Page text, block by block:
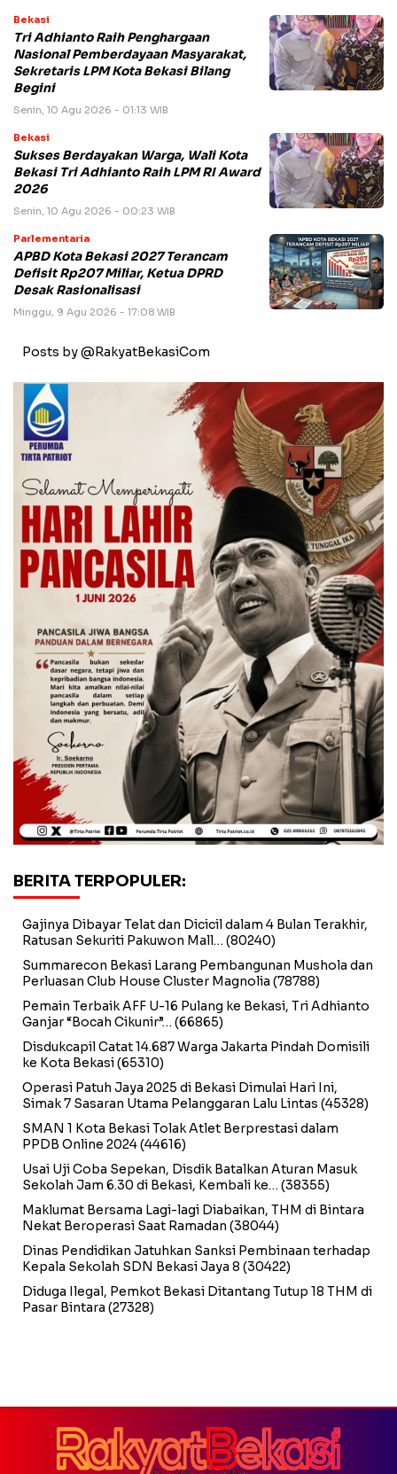
Bekasi
Tri Adhianto Raih Penghargaan
Nasional Pemberdayaan Masyarakat,
Sekretaris LPM Kota Bekasi Bilang
Begini
Senin, 10 Agu 2026 - 01:13 WIB
Bekasi
Sukses Berdayakan Warga, Wali Kota
Bekasi Tri Adhianto Raih LPM RI Award
2026
Senin, 10 Agu 2026 - 00:23 WIB
Parlementaria
APBD Kota Bekasi 2027 Terancam
Defisit Rp207 Miliar, Ketua DPRD
Desak Rasionalisasi
Minggu, 9 Agu 2026 - 17:08 WIB
Posts by @RakyatBekasiCom
BERITA TERPOPULER:
Gajinya Dibayar Telat dan Dicicil dalam 4 Bulan Terakhir,
Ratusan Sekuriti Pakuwon Mall… (80240)
Summarecon Bekasi Larang Pembangunan Mushola dan
Perluasan Club House Cluster Magnolia (78788)
Pemain Terbaik AFF U-16 Pulang ke Bekasi, Tri Adhianto
Ganjar “Bocah Cikunir”… (66865)
Disdukcapil Catat 14.687 Warga Jakarta Pindah Domisili
ke Kota Bekasi(65310)
Operasi Patuh Jaya 2025 di Bekasi Dimulai Hari Ini,
Simak 7 Sasaran Utama Pelanggaran Lalu Lintas (45328)
SMAN 1 Kota Bekasi Tolak Atlet Berprestasi dalam
PPDB Online 2024(44616)
Usai Uji Coba Sepekan, Disdik Batalkan Aturan Masuk
Sekolah Jam 6.30 di Bekasi, Kembali ke… (38355)
Maklumat Bersama Lagi-lagi Diabaikan, THM di Bintara
Nekat Beroperasi Saat Ramadan (38044)
Dinas Pendidikan Jatuhkan Sanksi Pembinaan terhadap
Kepala Sekolah SDN Bekasi Jaya 8 (30422)
Diduga Ilegal, Pemkot Bekasi Ditantang Tutup 18 THM di
Pasar Bintara (27328)